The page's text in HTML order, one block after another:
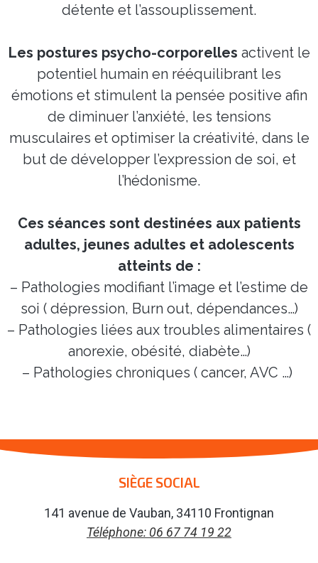
détente et l’assouplissement.
Les postures psycho-corporelles activent le
potentiel humain en rééquilibrant les
émotions et stimulent la pensée positive afin
de diminuer l’anxiété, les tensions
musculaires et optimiser la créativité, dans le
but de développer l’expression de soi, et
l’hédonisme.
Ces séances sont destinées aux patients
adultes, jeunes adultes et adolescents
atteints de :
– Pathologies modifiant l’image et l’estime de
soi ( dépression, Burn out, dépendances…)
– Pathologies liées aux troubles alimentaires (
anorexie, obésité, diabète…)
– Pathologies chroniques ( cancer, AVC …)
SIÈGE SOCIAL
141 avenue de Vauban, 34110 Frontignan
Téléphone: 06 67 74 19 22